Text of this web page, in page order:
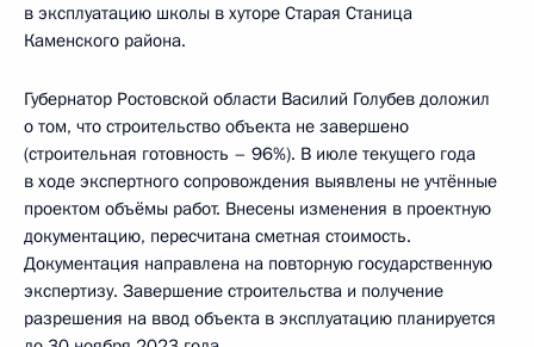
в эксплуатацию школы в хуторе Старая Станица
Каменского района.
Губернатор Ростовской области Василий Голубев доложил
о том, что строительство объекта не завершено
(строительная готовность – 96%). В июле текущего года
в ходе экспертного сопровождения выявлены не учтённые
проектом объёмы работ. Внесены изменения в проектную
документацию, пересчитана сметная стоимость.
Документация направлена на повторную государственную
экспертизу. Завершение строительства и получение
разрешения на ввод объекта в эксплуатацию планируется